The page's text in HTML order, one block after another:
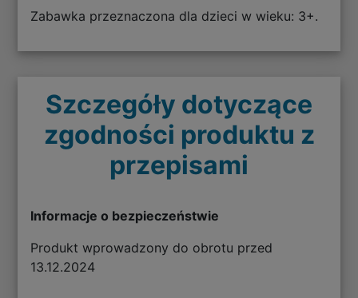
Zabawka przeznaczona dla dzieci w wieku: 3+.
Szczegóły dotyczące
zgodności produktu z
przepisami
Informacje o bezpieczeństwie
Produkt wprowadzony do obrotu przed
13.12.2024